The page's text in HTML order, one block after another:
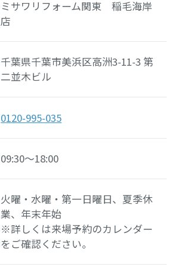
ミサワリフォーム関東 稲毛海岸
店
千葉県千葉市美浜区高洲3-11-3 第
二並木ビル
0120-995-035
09:30～18:00
火曜・水曜・第一日曜日、夏季休
業、年末年始
※詳しくは来場予約のカレンダー
をご確認ください。